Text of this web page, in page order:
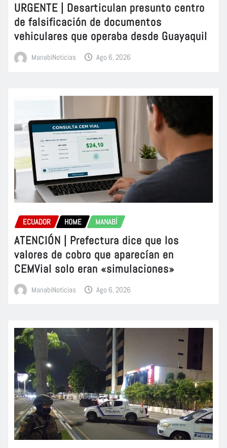
URGENTE | Desarticulan presunto centro
de falsificación de documentos
vehiculares que operaba desde Guayaquil
ManabiNoticias Ago 6, 2026
ECUADOR HOME MANABÍ
ATENCIÓN | Prefectura dice que los
valores de cobro que aparecían en
CEMVial solo eran «simulaciones»
ManabiNoticias Ago 6, 2026